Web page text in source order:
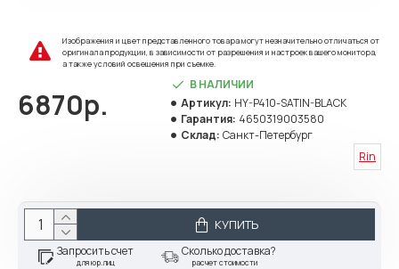
Изображения и цвет представленного товара могут незначительно отличаться от
оригинала продукции, в зависимости от разрешения и настроек вашего монитора,
а также условий освещения при съемке.
6870р.
В НАЛИЧИИ
Артикул: HY-P410-SATIN-BLACK
Гарантия: 4650319003580
Склад: Санкт-Петербург
Rin
КУПИТЬ
Запросить счет
для юр.лиц
Сколько доставка?
расчет стоимости